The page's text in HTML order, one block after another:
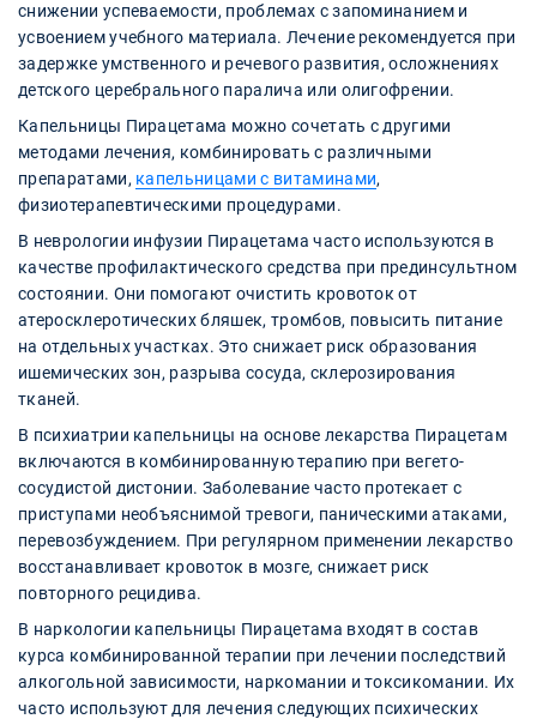
снижении успеваемости, проблемах с запоминанием и
усвоением учебного материала. Лечение рекомендуется при
задержке умственного и речевого развития, осложнениях
детского церебрального паралича или олигофрении.
Капельницы Пирацетама можно сочетать с другими
методами лечения, комбинировать с различными
препаратами, капельницами с витаминами,
физиотерапевтическими процедурами.
В неврологии инфузии Пирацетама часто используются в
качестве профилактического средства при прединсультном
состоянии. Они помогают очистить кровоток от
атеросклеротических бляшек, тромбов, повысить питание
на отдельных участках. Это снижает риск образования
ишемических зон, разрыва сосуда, склерозирования
тканей.
В психиатрии капельницы на основе лекарства Пирацетам
включаются в комбинированную терапию при вегето-
сосудистой дистонии. Заболевание часто протекает с
приступами необъяснимой тревоги, паническими атаками,
перевозбуждением. При регулярном применении лекарство
восстанавливает кровоток в мозге, снижает риск
повторного рецидива.
В наркологии капельницы Пирацетама входят в состав
курса комбинированной терапии при лечении последствий
алкогольной зависимости, наркомании и токсикомании. Их
часто используют для лечения следующих психических